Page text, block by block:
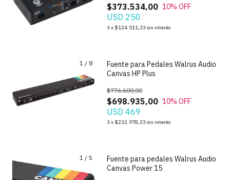
$373.534,00 10% OFF
USD 250
3 x $124.511,33 sin interés
1 / 8
Fuente para Pedales Walrus Audio
Canvas HP Plus
$698.935,00
$776.600,00
10% OFF
USD 469
3 x $232.978,33 sin interés
1 / 5
Fuente para pedales Walrus Audio
Canvas Power 15